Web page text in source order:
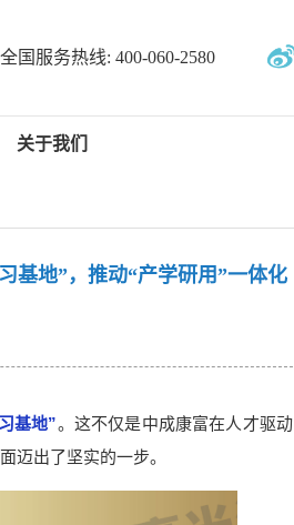
全国服务热线: 400-060-2580
关于我们
新闻中心
基地”，推动“产学研用”一体化
基地”。这不仅是中成康富在人才驱动
面迈出了坚实的一步。